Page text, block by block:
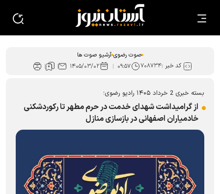
صوت رضوی آرشیو صوت ها
کد خبر :۷۰۸۷۳۴ ۰۹:۵۷ ۱۴۰۵/۰۳/۰۲
بسته خبری 2 خرداد ۱۴۰۵ رادیو رضوی؛
از گرامیداشت شهدای خدمت در حرم مطهر تا رکوردشکنی
خادمیاران اصفهانی در بازسازی منازل